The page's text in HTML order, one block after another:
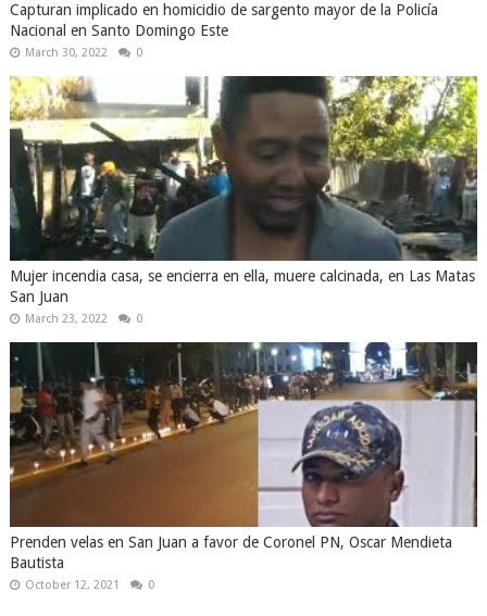
Capturan implicado en homicidio de sargento mayor de la Policía
Nacional en Santo Domingo Este
March 30, 2022 0
Mujer incendia casa, se encierra en ella, muere calcinada, en Las Matas
San Juan
March 23, 2022 0
Prenden velas en San Juan a favor de Coronel PN, Oscar Mendieta
Bautista
October 12, 2021 0